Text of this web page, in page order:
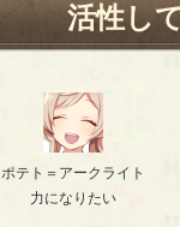
活性し
ポテト＝アークライト
力になりたい